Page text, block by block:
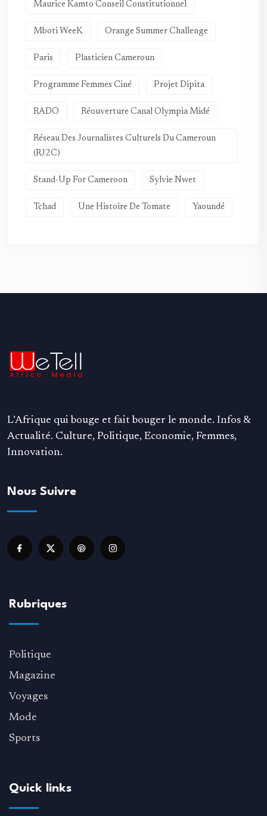
Maurice Kamto Conseil Constitutionnel
Mboti WeeK Orange Summer Challenge
Paris Plasticien Cameroun
Programme Femmes Ciné Projet Dipita
RADO Réouverture Canal Olympia Midé
Réseau Des Journalistes Culturels Du Cameroun
(RJ2C)
Stand-Up For Cameroon Sylvie Nwet
Tchad Une Histoire De Tomate Yaoundé
L’Afrique qui bouge et fait bouger le monde. Infos &
Actualité. Culture, Politique, Economie, Femmes,
Innovation.
Nous Suivre
Rubriques
Politique
Magazine
Voyages
Mode
Sports
Quick links